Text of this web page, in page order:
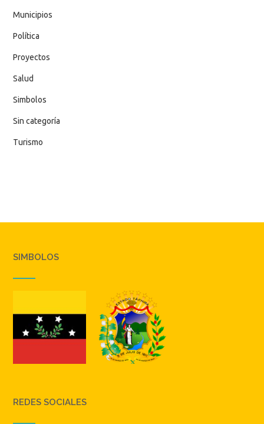
Municipios
Política
Proyectos
Salud
Simbolos
Sin categoría
Turismo
SIMBOLOS
REDES SOCIALES